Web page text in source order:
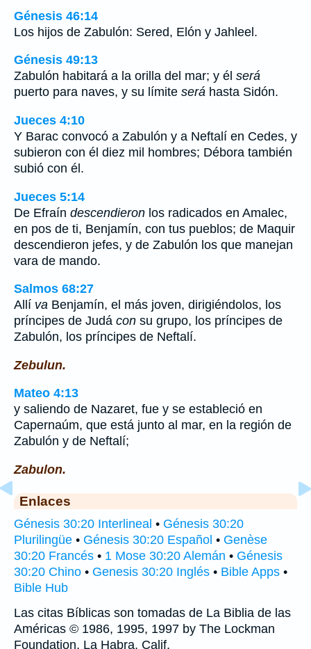
Génesis 46:14
Los hijos de Zabulón: Sered, Elón y Jahleel.
Génesis 49:13
Zabulón habitará a la orilla del mar; y él será
puerto para naves, y su límite será hasta Sidón.
Jueces 4:10
Y Barac convocó a Zabulón y a Neftalí en Cedes, y
subieron con él diez mil hombres; Débora también
subió con él.
Jueces 5:14
De Efraín descendieron los radicados en Amalec,
en pos de ti, Benjamín, con tus pueblos; de Maquir
descendieron jefes, y de Zabulón los que manejan
vara de mando.
Salmos 68:27
Allí va Benjamín, el más joven, dirigiéndolos, los
príncipes de Judá con su grupo, los príncipes de
Zabulón, los príncipes de Neftalí.
Zebulun.
Mateo 4:13
y saliendo de Nazaret, fue y se estableció en
Capernaúm, que está junto al mar, en la región de
Zabulón y de Neftalí;
Zabulon.
Enlaces
Génesis 30:20 Interlineal • Génesis 30:20
Plurilingüe • Génesis 30:20 Español • Genèse
30:20 Francés • 1 Mose 30:20 Alemán • Génesis
30:20 Chino • Genesis 30:20 Inglés • Bible Apps •
Bible Hub
Las citas Bíblicas son tomadas de La Biblia de las
Américas © 1986, 1995, 1997 by The Lockman
Foundation, La Habra, Calif,